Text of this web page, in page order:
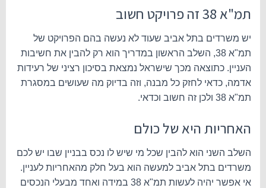
תמ"א 38 זה פרויקט חשוב
יש משרדים בתל אביב שעוד לא נעשה בהם הפרויקט של
תמ"א 38, השלב הראשון במדריך הוא רק להבין את חשיבות
העניין. כתוצאה מכך שישראל נמצאת בסיכון רציני של רעידות
אדמה, כדאי לחזק כל מבנה, וזה בדיוק מה שעושים במסגרת
תמ"א 38 ולכן זה חשוב וכדאי.
האחריות היא של כולם
השלב השני הוא להבין שכל מי שיש לו נכס בבניין שבו יש לכם
משרדים בתל אביב למעשה הוא בעל חלק מהאחריות לעניין.
אי אפשר יהיה לעשות תמ"א 38 במידה ואחד מבעלי הנכסים